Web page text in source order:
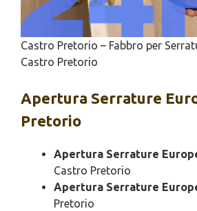
Castro Pretorio – Fabbro per
Castro Pretorio
Apertura Serrature
Pretorio
Apertura Serrature
Castro Pretorio
Apertura Serrature
Pretorio